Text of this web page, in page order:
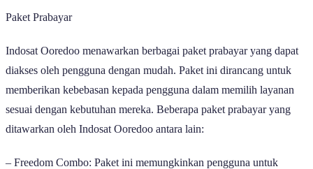
Paket Prabayar
Indosat Ooredoo menawarkan berbagai paket prabayar yang dapat
diakses oleh pengguna dengan mudah. Paket ini dirancang untuk
memberikan kebebasan kepada pengguna dalam memilih layanan
sesuai dengan kebutuhan mereka. Beberapa paket prabayar yang
ditawarkan oleh Indosat Ooredoo antara lain:
– Freedom Combo: Paket ini memungkinkan pengguna untuk